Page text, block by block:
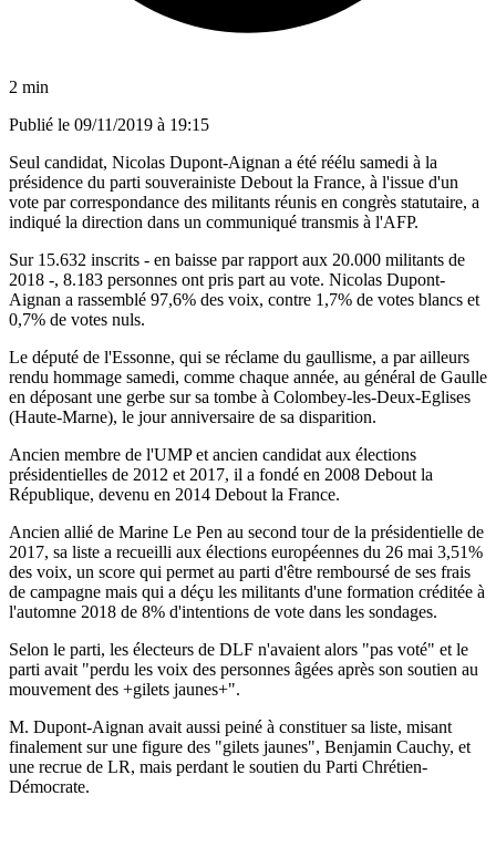
2 min
Publié le 09/11/2019 à 19:15
Seul candidat, Nicolas Dupont-Aignan a été réélu samedi à la
présidence du parti souverainiste Debout la France, à l'issue d'un
vote par correspondance des militants réunis en congrès statutaire, a
indiqué la direction dans un communiqué transmis à l'AFP.
Sur 15.632 inscrits - en baisse par rapport aux 20.000 militants de
2018 -, 8.183 personnes ont pris part au vote. Nicolas Dupont-
Aignan a rassemblé 97,6% des voix, contre 1,7% de votes blancs et
0,7% de votes nuls.
Le député de l'Essonne, qui se réclame du gaullisme, a par ailleurs
rendu hommage samedi, comme chaque année, au général de Gaulle
en déposant une gerbe sur sa tombe à Colombey-les-Deux-Eglises
(Haute-Marne), le jour anniversaire de sa disparition.
Ancien membre de l'UMP et ancien candidat aux élections
présidentielles de 2012 et 2017, il a fondé en 2008 Debout la
République, devenu en 2014 Debout la France.
Ancien allié de Marine Le Pen au second tour de la présidentielle de
2017, sa liste a recueilli aux élections européennes du 26 mai 3,51%
des voix, un score qui permet au parti d'être remboursé de ses frais
de campagne mais qui a déçu les militants d'une formation créditée à
l'automne 2018 de 8% d'intentions de vote dans les sondages.
Selon le parti, les électeurs de DLF n'avaient alors "pas voté" et le
parti avait "perdu les voix des personnes âgées après son soutien au
mouvement des +gilets jaunes+".
M. Dupont-Aignan avait aussi peiné à constituer sa liste, misant
finalement sur une figure des "gilets jaunes", Benjamin Cauchy, et
une recrue de LR, mais perdant le soutien du Parti Chrétien-
Démocrate.